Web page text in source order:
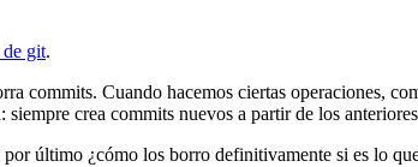
de git.
Cuando hacemos ciertas operaciones,
crea commits nuevos a partir de los
último ¿cómo los borro definitivamente si es lo